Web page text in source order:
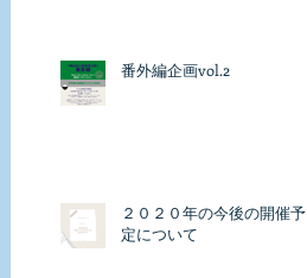
番外編企画vol.2
２０２０年の今後の開催予
定について